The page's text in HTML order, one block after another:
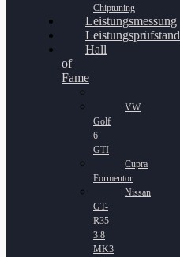
Chiptuning
Leistungsmessung
Leistungsprüfstand
Hall
of
Fame
VW
Golf
6
GTI
Cupra
Formentor
Nissan
GT-
R35
3.8
MK3